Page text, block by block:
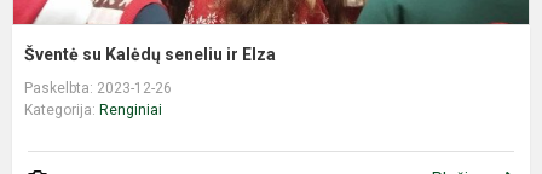
Šventė su Kalėdų seneliu ir Elza
Paskelbta: 2023-12-26
Kategorija: Renginiai